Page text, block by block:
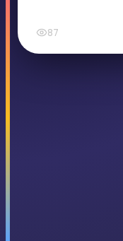
87